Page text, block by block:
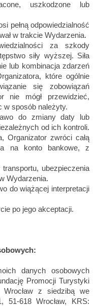
uszkodzone lub
pełną odpowiedzialność
w trakcie Wydarzenia.
za szkody
siły wyższej. Siła
lub kombinacja zdarzeń
które ogólnie
się zobowiązań
nie mógł przewidzieć,
w sposób należyty.
do zmiany daty lub
od ich kontroli.
Organizator zwróci całą
na konto bankowe, z
ubezpieczenia
Wydarzenia.
do wiążącej interpretacji
po jego akceptacji.
danych osobowych
Promocji Turystyki
Wrocław z siedzibą we
51-618 Wrocław, KRS: